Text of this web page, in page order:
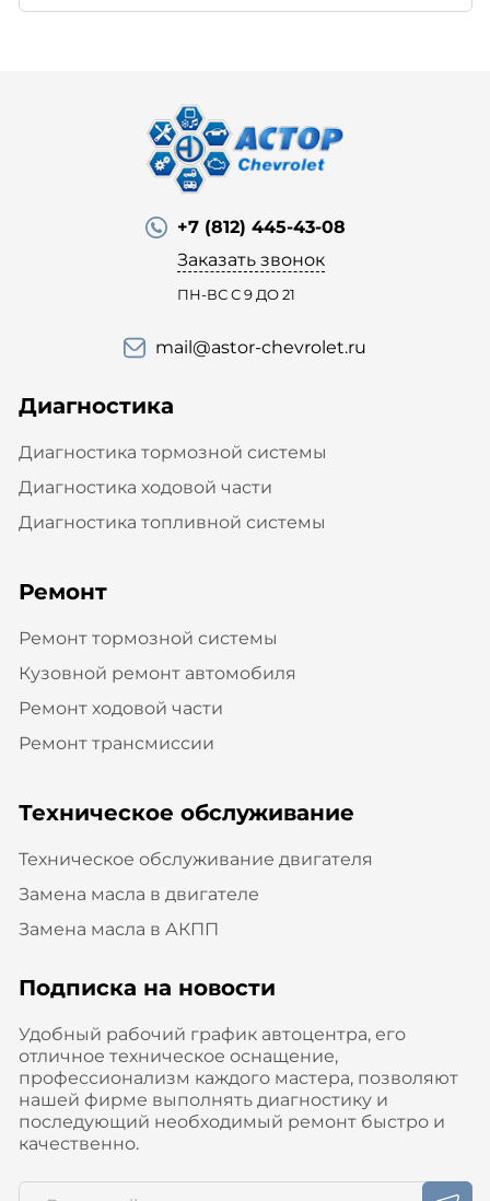
+7 (812) 445-43-08
Заказать звонок
ПН-ВС С 9 ДО 21
mail@astor-chevrolet.ru
Диагностика
Диагностика тормозной системы
Диагностика ходовой части
Диагностика топливной системы
Ремонт
Ремонт тормозной системы
Кузовной ремонт автомобиля
Ремонт ходовой части
Ремонт трансмиссии
Техническое обслуживание
Техническое обслуживание двигателя
Замена масла в двигателе
Замена масла в АКПП
Подписка на новости
Удобный рабочий график автоцентра, его
отличное техническое оснащение,
профессионализм каждого мастера, позволяют
нашей фирме выполнять диагностику и
последующий необходимый ремонт быстро и
качественно.